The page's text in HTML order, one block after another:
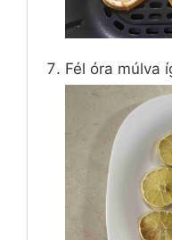
Fél óra múlva